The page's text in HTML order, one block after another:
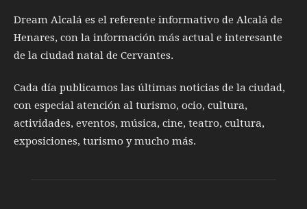
Dream Alcalá es el referente informativo de Alcalá de
Henares, con la información más actual e interesante
de la ciudad natal de Cervantes.
Cada día publicamos las últimas noticias de la ciudad,
con especial atención al turismo, ocio, cultura,
actividades, eventos, música, cine, teatro, cultura,
exposiciones, turismo y mucho más.